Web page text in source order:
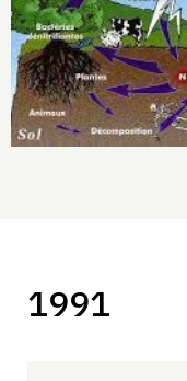
1991